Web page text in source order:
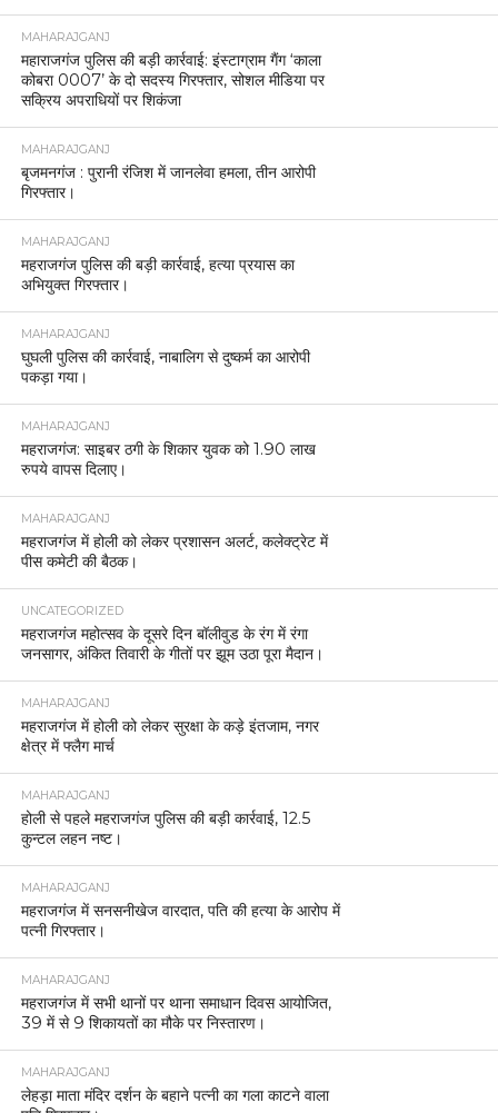
MAHARAJGANJ
महाराजगंज पुलिस की बड़ी कार्रवाई: इंस्टाग्राम गैंग ‘काला
कोबरा 0007’ के दो सदस्य गिरफ्तार, सोशल मीडिया पर
सक्रिय अपराधियों पर शिकंजा
MAHARAJGANJ
बृजमनगंज : पुरानी रंजिश में जानलेवा हमला, तीन आरोपी
गिरफ्तार।
MAHARAJGANJ
महराजगंज पुलिस की बड़ी कार्रवाई, हत्या प्रयास का
अभियुक्त गिरफ्तार।
MAHARAJGANJ
घुघली पुलिस की कार्रवाई, नाबालिग से दुष्कर्म का आरोपी
पकड़ा गया।
MAHARAJGANJ
महराजगंज: साइबर ठगी के शिकार युवक को 1.90 लाख
रुपये वापस दिलाए।
MAHARAJGANJ
महराजगंज में होली को लेकर प्रशासन अलर्ट, कलेक्ट्रेट में
पीस कमेटी की बैठक।
UNCATEGORIZED
महराजगंज महोत्सव के दूसरे दिन बॉलीवुड के रंग में रंगा
जनसागर, अंकित तिवारी के गीतों पर झूम उठा पूरा मैदान।
MAHARAJGANJ
महराजगंज में होली को लेकर सुरक्षा के कड़े इंतजाम, नगर
क्षेत्र में फ्लैग मार्च
MAHARAJGANJ
होली से पहले महराजगंज पुलिस की बड़ी कार्रवाई, 12.5
कुन्टल लहन नष्ट।
MAHARAJGANJ
महराजगंज में सनसनीखेज वारदात, पति की हत्या के आरोप में
पत्नी गिरफ्तार।
MAHARAJGANJ
महराजगंज में सभी थानों पर थाना समाधान दिवस आयोजित,
39 में से 9 शिकायतों का मौके पर निस्तारण।
MAHARAJGANJ
लेहड़ा माता मंदिर दर्शन के बहाने पत्नी का गला काटने वाला